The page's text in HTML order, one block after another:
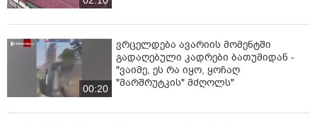
00:20
ვრცელდება ავარიის მომენტში
გადაღებული კადრები ბათუმიდან -
"ვაიმე, ეს რა იყო, ყოჩაღ
"მარშრუტკის" მძღოლს"